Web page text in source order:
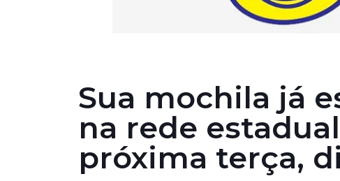
Sua mochila já
na rede
próxima terça,